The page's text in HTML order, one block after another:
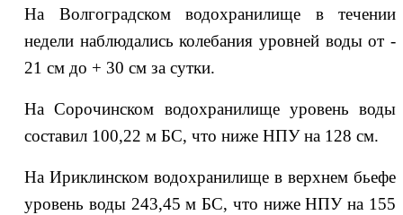
На Волгоградском водохранилище в течении
недели наблюдались колебания уровней воды от -
21 см до + 30 см за сутки.
На Сорочинском водохранилище уровень воды
составил 100,22 м БС, что ниже НПУ на 128 см.
На Ириклинском водохранилище в верхнем бьефе
уровень воды 243,45 м БС, что ниже НПУ на 155